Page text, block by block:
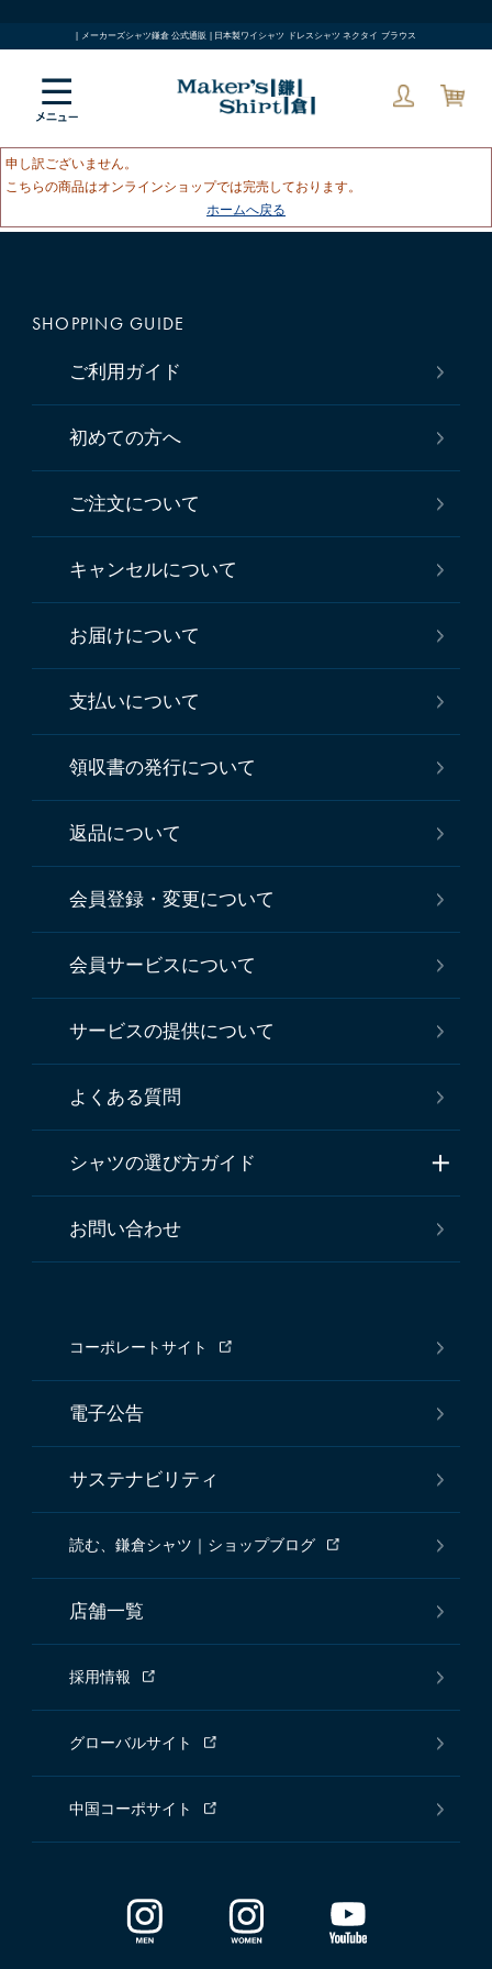
| メーカーズシャツ鎌倉 公式通販 | 日本製ワイシャツ ドレスシャツ ネクタイ ブラウス
申し訳ございません。
こちらの商品はオンラインショップでは完売しております。
ホームへ戻る
SHOPPING GUIDE
ご利用ガイド
初めての方へ
ご注文について
キャンセルについて
お届けについて
支払いについて
領収書の発行について
返品について
会員登録・変更について
会員サービスについて
サービスの提供について
よくある質問
シャツの選び方ガイド
お問い合わせ
コーポレートサイト
電子公告
サステナビリティ
読む、鎌倉シャツ｜ショップブログ
店舗一覧
採用情報
グローバルサイト
中国コーポサイト